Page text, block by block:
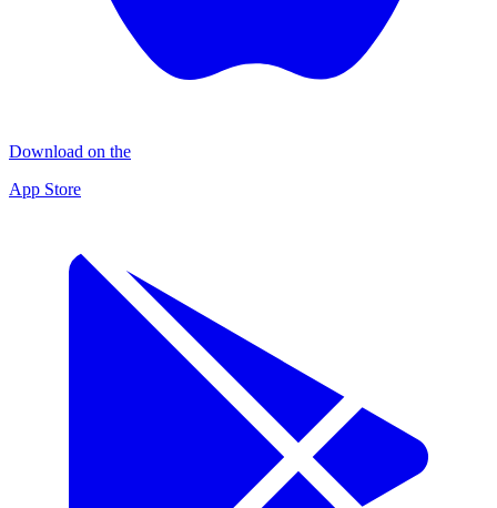
Download on the
App Store